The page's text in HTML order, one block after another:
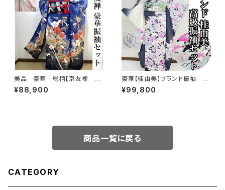
美品 豪華 総柄【京友禅 古
典柄】正絹 振袖セット q993
¥88,900
豪華【桂由美】ブランド振袖 正
絹 華麗 振袖セット s746
¥99,800
商品一覧に戻る
CATEGORY